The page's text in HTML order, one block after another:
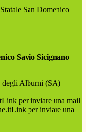
San Domenico
Savio Sicignano
degli Alburni (SA)
Link per inviare una mail
Link per inviare una